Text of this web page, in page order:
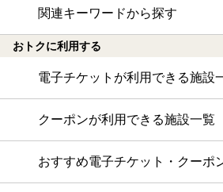
関連キーワードから探す
おトクに利用する
電子チケットが利用できる施設
クーポンが利用できる施設一覧
おすすめ電子チケット・クーポ